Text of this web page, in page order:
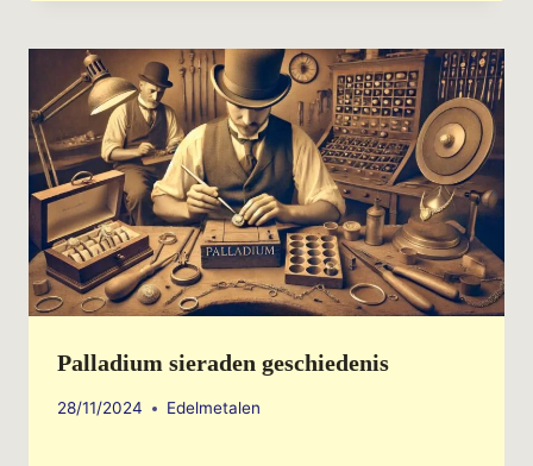
Palladium sieraden geschiedenis
28/11/2024 Edelmetalen